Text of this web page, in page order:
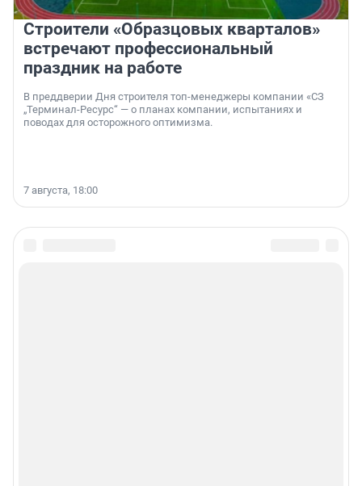
Строители «Образцовых кварталов»
встречают профессиональный
праздник на работе
В преддверии Дня строителя топ-менеджеры компании «СЗ
„Терминал-Ресурс“ — о планах компании, испытаниях и
поводах для осторожного оптимизма.
7 августа, 18:00